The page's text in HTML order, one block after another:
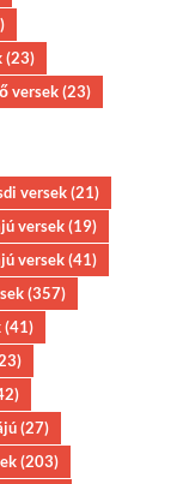
(23)
versek(23)
versek(21)
versek(19)
versek(41)
(357)
(41)
(27)
(203)